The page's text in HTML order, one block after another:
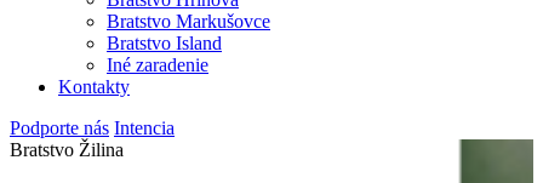
Bratstvo Markušovce
Bratstvo Island
Iné zaradenie
Kontakty
Podporte nás Intencia
Bratstvo Žilina